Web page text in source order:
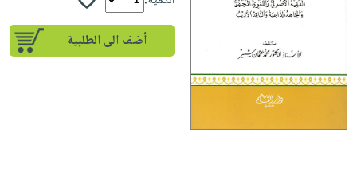
إختياراتنا
أكاديمية
صندوق
English
حدود
أسئلة
طرحها
أسئلة
تحميل
masmu3
المواضيع
الأكثر
مبيعاً
إختياراتنا
تعليمية
والعناية
أضف الى الطلبية